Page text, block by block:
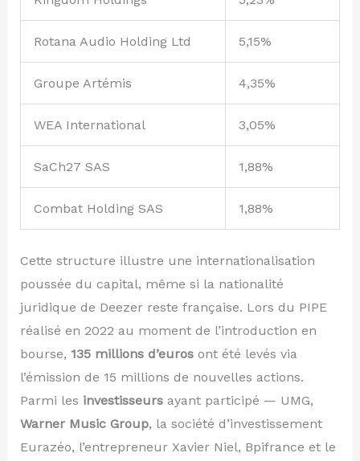
Rotana Audio Holding Ltd 5,15%
Groupe Artémis 4,35%
WEA International 3,05%
SaCh27 SAS 1,88%
Combat Holding SAS 1,88%
Cette structure illustre une internationalisation
poussée du capital, même si la nationalité
juridique de Deezer reste française. Lors du PIPE
réalisé en 2022 au moment de l’introduction en
bourse, 135 millions d’eurosont été levés via
l’émission de 15 millions de nouvelles actions.
Parmi les investisseursayant participé — UMG,
Warner Music Group, la société d’investissement
Eurazéo, l’entrepreneur Xavier Niel, Bpifrance et le